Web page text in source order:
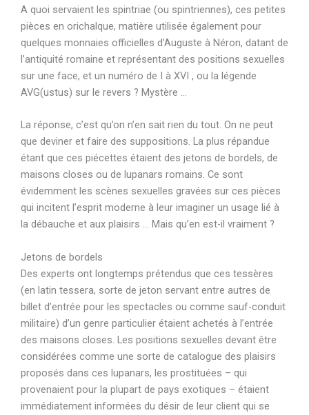
A quoi servaient les spintriae (ou spintriennes), ces petites
pièces en orichalque, matière utilisée également pour
quelques monnaies officielles d’Auguste à Néron, datant de
l’antiquité romaine et représentant des positions sexuelles
sur une face, et un numéro de I à XVI , ou la légende
AVG(ustus) sur le revers ? Mystère …
La réponse, c’est qu’on n’en sait rien du tout. On ne peut
que deviner et faire des suppositions. La plus répandue
étant que ces piécettes étaient des jetons de bordels, de
maisons closes ou de lupanars romains. Ce sont
évidemment les scènes sexuelles gravées sur ces pièces
qui incitent l’esprit moderne à leur imaginer un usage lié à
la débauche et aux plaisirs … Mais qu’en est-il vraiment ?
Jetons de bordels
Des experts ont longtemps prétendus que ces tessères
(en latin tessera, sorte de jeton servant entre autres de
billet d’entrée pour les spectacles ou comme sauf-conduit
militaire) d’un genre particulier étaient achetés à l’entrée
des maisons closes. Les positions sexuelles devant être
considérées comme une sorte de catalogue des plaisirs
proposés dans ces lupanars, les prostituées – qui
provenaient pour la plupart de pays exotiques – étaient
immédiatement informées du désir de leur client qui se